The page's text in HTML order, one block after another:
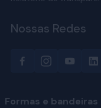
Nossas Redes
Formas e